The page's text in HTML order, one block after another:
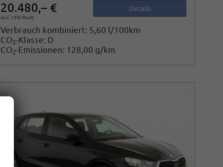
20.480,– €
incl. 19% MwSt.
Details
Verbrauch kombiniert: 5,60 l/100km
CO2-Klasse: D
CO2-Emissionen: 128,00 g/km